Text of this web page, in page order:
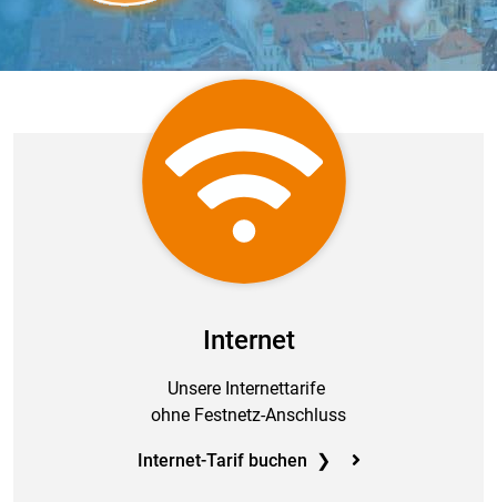
Internet
Unsere Internettarife
ohne Festnetz-Anschluss
Internet-Tarif buchen ❯